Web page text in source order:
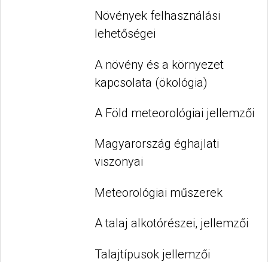
Növények felhasználási
lehetőségei
A növény és a környezet
kapcsolata (ökológia)
A Föld meteorológiai jellemzői
Magyarország éghajlati
viszonyai
Meteorológiai műszerek
A talaj alkotórészei, jellemzői
Talajtípusok jellemzői